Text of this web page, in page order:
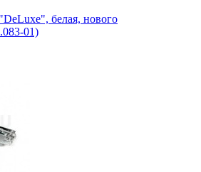
белая, нового
01)